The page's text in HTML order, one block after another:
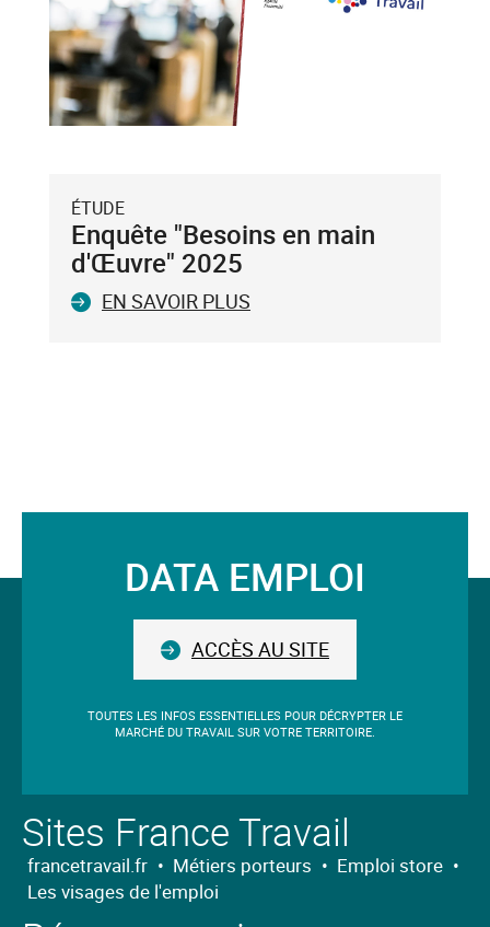
puis
validez-
le
avec
la
du
clavier.
Vous
ne
pouvez
clé
ÉTUDE
Enquête "Besoins en main
d'Œuvre" 2025
EN SAVOIR PLUS
Suivez-DATA EMPLOI
ACCÈS AU SITE
TOUTES LES INFOS ESSENTIELLES POUR DÉCRYPTER LE
MARCHÉ DU TRAVAIL SUR VOTRE TERRITOIRE.
Sites France Travail
francetravail.fr • Métiers porteurs • Emploi store •
Les visages de l'emploi